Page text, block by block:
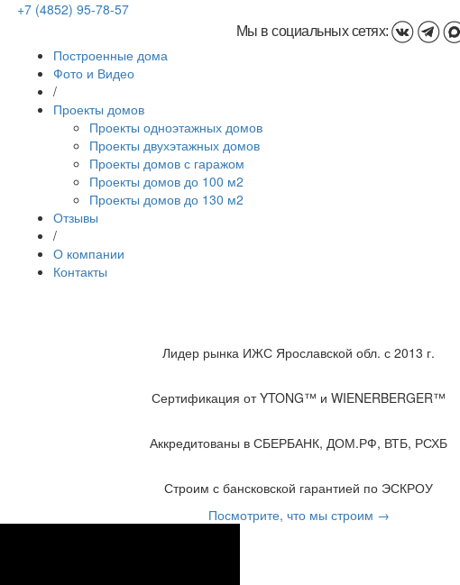
+7 (4852) 95-78-57
Мы в социальных сетях:
Построенные дома
Фото и Видео
/
Проекты домов
Проекты одноэтажных домов
Проекты двухэтажных домов
Проекты домов с гаражом
Проекты домов до 100 м2
Проекты домов до 130 м2
Отзывы
/
О компании
Контакты
Лидер рынка ИЖС Ярославской обл. с 2013 г.
Сертификация от YTONG™ и WIENERBERGER™
Аккредитованы в СБЕРБАНК, ДОМ.РФ, ВТБ, РСХБ
Строим с бансковской гарантией по ЭСКРОУ
Посмотрите, что мы строим →